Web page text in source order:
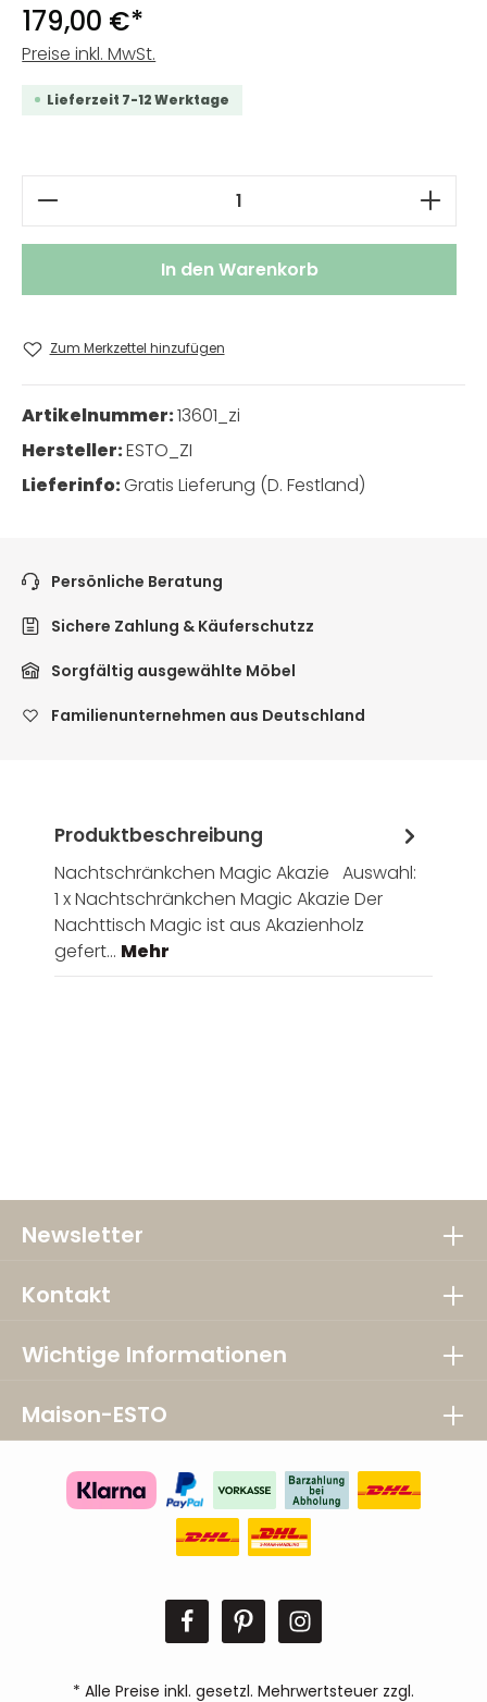
179,00 €*
Preise inkl. MwSt.
Lieferzeit 7-12 Werktage
Produkt Anzahl: Gib den
In den Warenkorb
Zum Merkzettel hinzufügen
Artikelnummer:13601_zi
Hersteller:ESTO_ZI
Lieferinfo:Gratis Lieferung (D. Festland)
Persönliche Beratung
Sichere Zahlung & Käuferschutzz
Sorgfältig ausgewählte Möbel
Familienunternehmen aus Deutschland
Produktbeschreibung
Nachtschränkchen Magic Akazie Auswahl:
1 x Nachtschränkchen Magic Akazie Der
Nachttisch Magic ist aus Akazienholz
gefert… Mehr
Newsletter
Kontakt
Wichtige Informationen
Maison-ESTO
* Alle Preise inkl. gesetzl. Mehrwertsteuer zzgl.